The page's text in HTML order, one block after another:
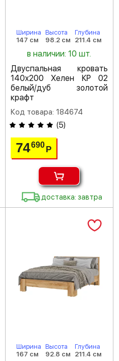
Ширина
147 см
Высота
98.2 см
Глубина
211.4 см
в наличии: 10 шт.
Двуспальная кровать
140х200 Хелен КР 02
белый/дуб золотой
крафт
Код товара: 184674
(5)
74690 Р
доставка: завтра
Ширина
167 см
Высота
92.8 см
Глубина
211.4 см